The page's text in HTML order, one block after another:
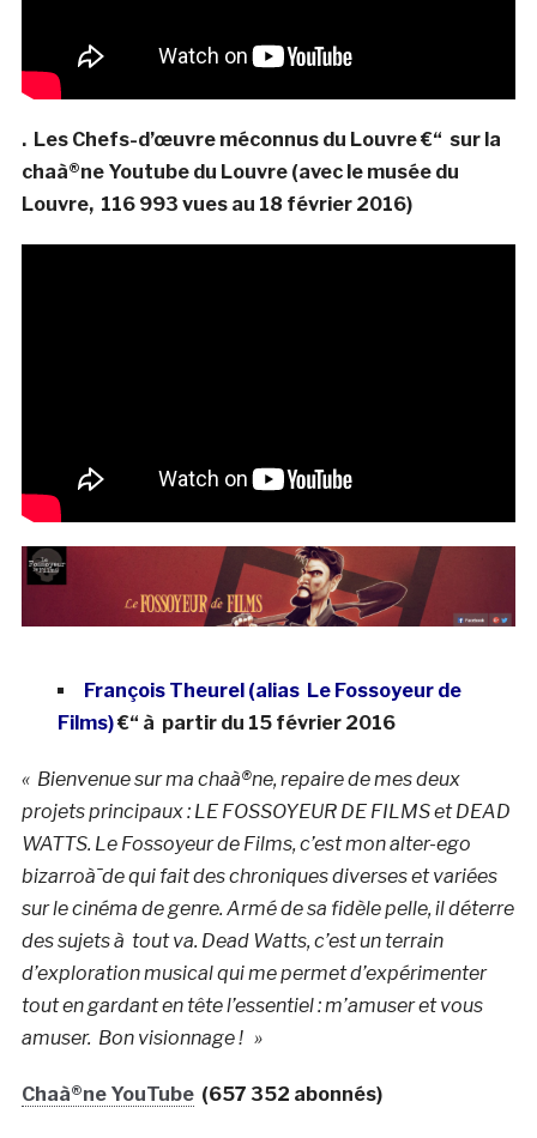
. Les Chefs-d’œuvre méconnus du Louvre €“ sur la
chaà®ne Youtube du Louvre (avec le musée du
Louvre, 116 993 vues au 18 février 2016)
François Theurel (alias Le Fossoyeur de
Films)€“ à partir du 15 février 2016
« Bienvenue sur ma chaà®ne, repaire de mes deux
projets principaux : LE FOSSOYEUR DE FILMS et DEAD
WATTS. Le Fossoyeur de Films, c’est mon alter-ego
bizarroà¯de qui fait des chroniques diverses et variées
sur le cinéma de genre. Armé de sa fidèle pelle, il déterre
des sujets à tout va. Dead Watts, c’est un terrain
d’exploration musical qui me permet d’expérimenter
tout en gardant en tête l’essentiel : m’amuser et vous
amuser. Bon visionnage ! »
Chaà®ne YouTube(657 352 abonnés)